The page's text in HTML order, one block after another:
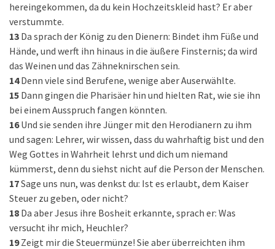
hereingekommen, da du kein Hochzeitskleid hast? Er aber
verstummte.
13 Da sprach der König zu den Dienern: Bindet ihm Füße und
Hände, und werft ihn hinaus in die äußere Finsternis; da wird
das Weinen und das Zähneknirschen sein.
14 Denn viele sind Berufene, wenige aber Auserwählte.
15 Dann gingen die Pharisäer hin und hielten Rat, wie sie ihn
bei einem Ausspruch fangen könnten.
16 Und sie senden ihre Jünger mit den Herodianern zu ihm
und sagen: Lehrer, wir wissen, dass du wahrhaftig bist und den
Weg Gottes in Wahrheit lehrst und dich um niemand
kümmerst, denn du siehst nicht auf die Person der Menschen.
17Sage uns nun, was denkst du: Ist es erlaubt, dem Kaiser
Steuer zu geben, oder nicht?
18 Da aber Jesus ihre Bosheit erkannte, sprach er: Was
versucht ihr mich, Heuchler?
19 Zeigt mir die Steuermünze! Sie aber überreichten ihm